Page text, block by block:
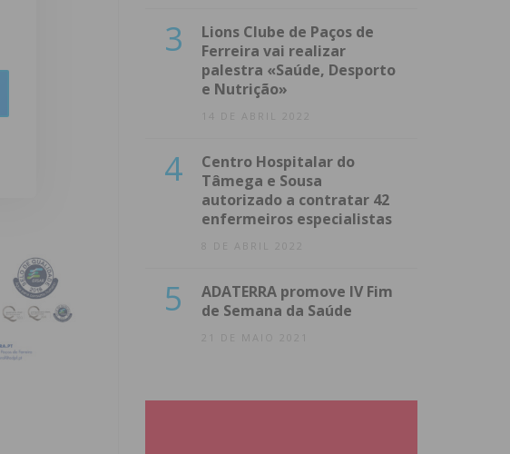
3
Lions Clube de Paços de
Ferreira vai realizar
palestra «Saúde, Desporto
e Nutrição»
14 DE ABRIL 2022
4
Centro Hospitalar do
Tâmega e Sousa
autorizado a contratar 42
enfermeiros especialistas
8 DE ABRIL 2022
5
ADATERRA promove IV Fim
de Semana da Saúde
21 DE MAIO 2021